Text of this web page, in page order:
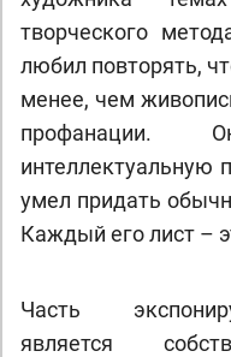
творческого
любил повторять,
менее, чем
профанации.
интеллектуальную
умел придать
Каждый его лист –
Часть
является